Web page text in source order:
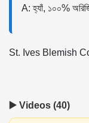
A: হ্যাঁ, ১০০%
St. Ives Blemish
▶️ Videos (40)